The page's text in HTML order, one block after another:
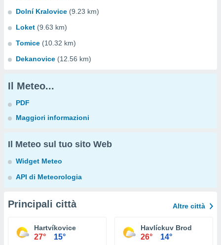
Dolní Kralovice (9.23 km)
Loket (9.63 km)
Tomice (10.32 km)
Dekanovice (12.56 km)
Il Meteo...
PDF
Maggiori informazioni
Il Meteo sul tuo sito Web
Widget Meteo
API di Meteorologia
Principali città Altre città
Hartvíkovice
27° 15°
Havlíckuv Brod
26° 14°